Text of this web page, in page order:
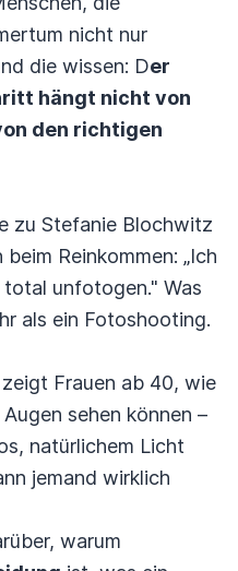
nicht nur
die wissen: Der
hängt nicht von
den richtigen
zu Stefanie Blochwitz
Reinkommen: „Ich
unfotogen." Was
als ein Fotoshooting.
Frauen ab 40, wie
sehen können –
natürlichem Licht
jemand wirklich
warum